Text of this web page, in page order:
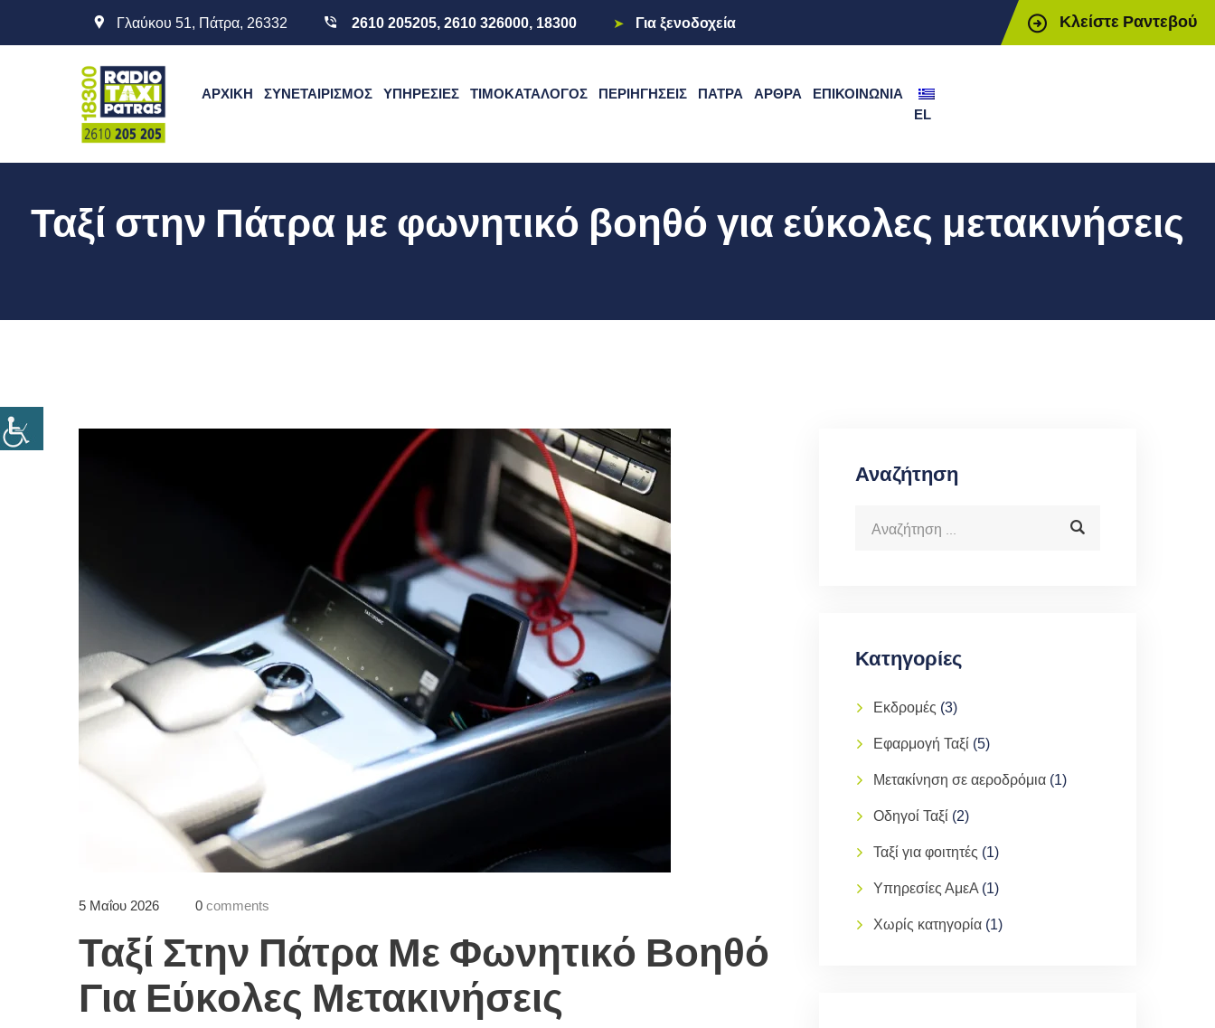
Κλείστε Ραντεβού
Γλαύκου 51, Πάτρα, 26332 2610 205205, 2610 326000, 18300 Για ξενοδοχεία
ΑΡΧΙΚΉ ΣΥΝΕΤΑΙΡΙΣΜΌΣ ΥΠΗΡΕΣΊΕΣ ΤΙΜΟΚΑΤΆΛΟΓΟΣ ΠΕΡΙΗΓΉΣΕΙΣ ΠΆΤΡΑ ΆΡΘΡΑ
ΕΠΙΚΟΙΝΩΝΊΑ
EL
Ταξί στην Πάτρα με φωνητικό βοηθό για εύκολες μετακινήσεις
5 Μαΐου 2026 0 comments
Ταξί Στην Πάτρα Με Φωνητικό Βοηθό
Για Εύκολες Μετακινήσεις
Αναζήτηση
Κατηγορίες
Εκδρομές (3)
Εφαρμογή Ταξί (5)
Μετακίνηση σε αεροδρόμια (1)
Οδηγοί Ταξί (2)
Ταξί για φοιτητές (1)
Υπηρεσίες ΑμεΑ (1)
Χωρίς κατηγορία (1)